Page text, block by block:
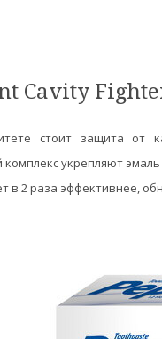
Cavity
стоит защита от
укрепляют
в 2 раза эффективнее,